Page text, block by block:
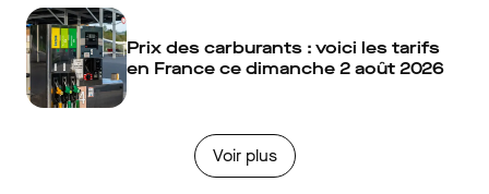
Prix des carburants : voici les tarifs
en France ce dimanche 2 août 2026
Voir plus